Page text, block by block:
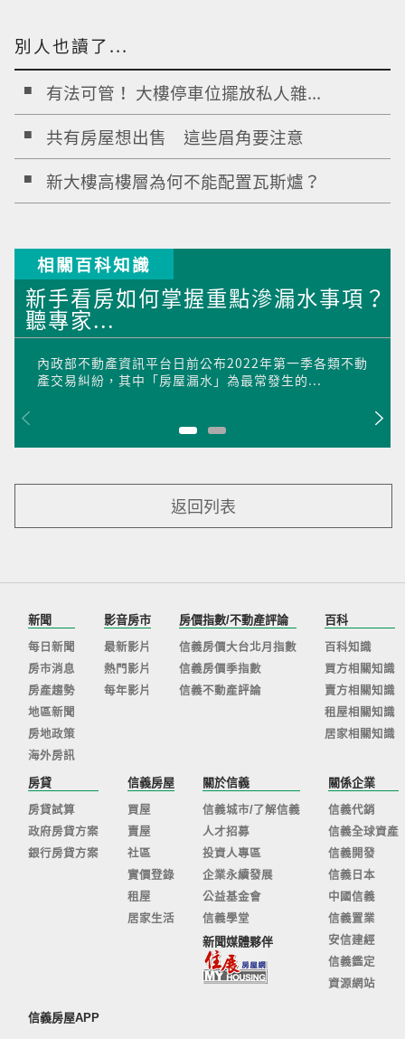
別人也讀了...
有法可管！ 大樓停車位擺放私人雜...
共有房屋想出售 這些眉角要注意
新大樓高樓層為何不能配置瓦斯爐？
相關百科知識
新手看房如何掌握重點滲漏水事項？
聽專家...
內政部不動產資訊平台日前公布2022年第一季各類不動
產交易糾紛，其中「房屋漏水」為最常發生的...
返回列表
新聞
每日新聞
房市消息
房產趨勢
地區新聞
房地政策
海外房訊
影音房市
最新影片
熱門影片
每年影片
房價指數/不動產評論
信義房價大台北月指數
信義房價季指數
信義不動產評論
百科
百科知識
買方相關知識
賣方相關知識
租屋相關知識
居家相關知識
房貸
房貸試算
政府房貸方案
銀行房貸方案
信義房屋
買屋
賣屋
社區
實價登錄
租屋
居家生活
關於信義
信義城市/了解信義
人才招募
投資人專區
企業永續發展
公益基金會
信義學堂
新聞媒體夥伴
關係企業
信義代銷
信義全球資產
信義開發
信義日本
中國信義
信義置業
安信建經
信義鑑定
資源網站
信義房屋APP